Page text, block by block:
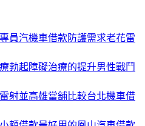
員汽機車借款防護需求老花雷
勃起障礙治療的提升男性戰鬥
射並高雄當舖比較台北機車借